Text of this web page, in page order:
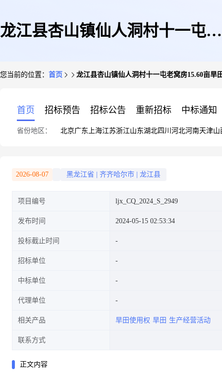
龙江县杏山镇仙人洞村十一屯老
您当前的位置： 首页 龙江县杏山镇仙人洞村十一屯老窝房15.60亩旱
首页 招标预告 招标公告 重新招标 中标通知
省份地区： 北京广东 上海江苏浙江山东湖北四川 河北河南天津山
2026-08-07 黑龙江省 齐齐哈尔市 龙江县
项目编号 ljx_CQ_2024_S_2949
发布时间 2024-05-15 02:53:34
投标截止时间
招标单位
中标单位
代理单位
相关产品 旱田使用权 旱田 生产经营活动
联系方式
正文内容